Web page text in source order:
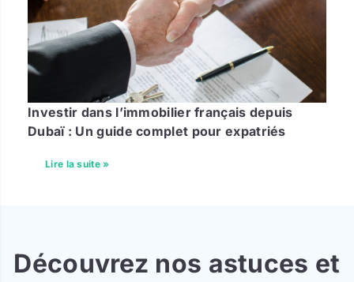
Investir dans l’immobilier français depuis
Dubaï : Un guide complet pour expatriés
Lire la suite »
Découvrez nos astuces et